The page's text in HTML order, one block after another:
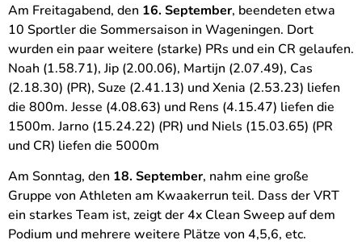
Am Freitagabend, den 16. September, beendeten etwa
10 Sportler die Sommersaison in Wageningen. Dort
wurden ein paar weitere (starke) PRs und ein CR gelaufen.
Noah (1.58.71), Jip (2.00.06), Martijn (2.07.49), Cas
(2.18.30) (PR), Suze (2.41.13) und Xenia (2.53.23) liefen
die 800m. Jesse (4.08.63) und Rens (4.15.47) liefen die
1500m. Jarno (15.24.22) (PR) und Niels (15.03.65) (PR
und CR) liefen die 5000m
Am Sonntag, den 18. September, nahm eine große
Gruppe von Athleten am Kwaakerrun teil. Dass der VRT
ein starkes Team ist, zeigt der 4x Clean Sweep auf dem
Podium und mehrere weitere Plätze von 4,5,6, etc.